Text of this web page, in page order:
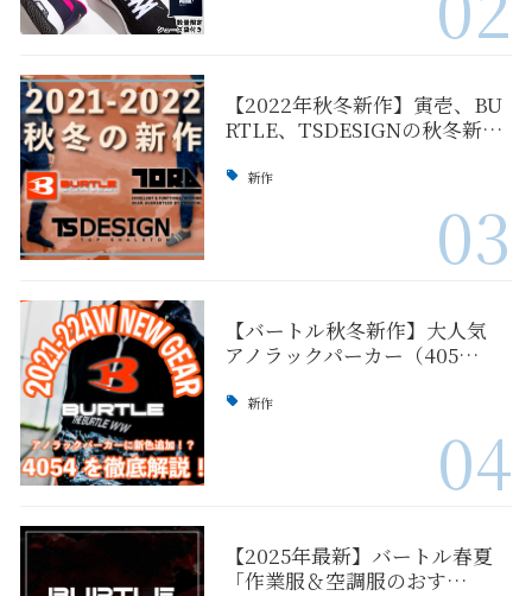
【2022年秋冬新作】寅壱、BU
RTLE、TSDESIGNの秋冬新…
新作
03
【バートル秋冬新作】大人気
アノラックパーカー（405…
新作
04
【2025年最新】バートル春夏
「作業服＆空調服のおす…